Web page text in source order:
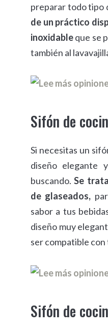
preparar todo tipo
de un práctico
inoxidableque se
también al
Sifón de
Si necesitas un
diseño elegante
buscando.Se
de glaseados,
sabor a tus
diseño muy
ser compatible
Sifón de